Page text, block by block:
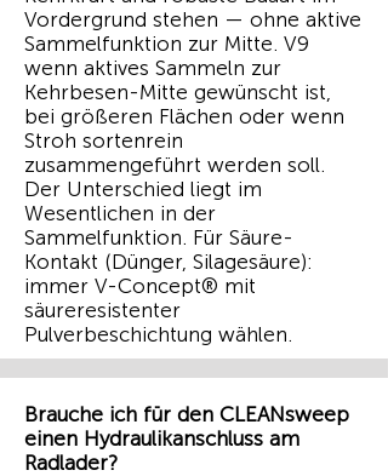
Vordergrund stehen — ohne aktive
Sammelfunktion zur Mitte. V9
wenn aktives Sammeln zur
Kehrbesen-Mitte gewünscht ist,
bei größeren Flächen oder wenn
Stroh sortenrein
zusammengeführt werden soll.
Der Unterschied liegt im
Wesentlichen in der
Sammelfunktion. Für Säure-
Kontakt (Dünger, Silagesäure):
immer V-Concept® mit
säureresistenter
Pulverbeschichtung wählen.
Brauche ich für den CLEANsweep
einen Hydraulikanschluss am
Radlader?